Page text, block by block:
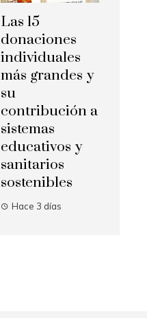
Las 15
donaciones
individuales
más grandes y
su
contribución a
sistemas
educativos y
sanitarios
sostenibles
Hace 3 días